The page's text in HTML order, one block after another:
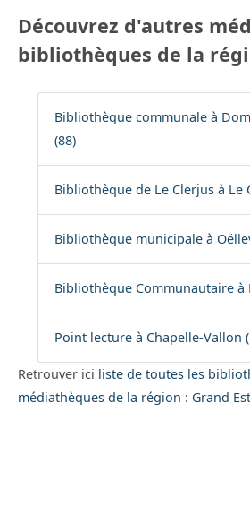
Découvrez d'autres
bibliothèques de la
Bibliothèque communale à
(88)
Bibliothèque de Le Clerjus à Le
Bibliothèque municipale à
Bibliothèque Communautaire à
Point lecture à Chapelle-Vallon
Retrouver ici liste de toutes les
médiathèques de la région : Grand Est